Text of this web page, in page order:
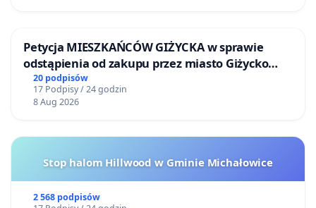
Petycja MIESZKAŃCÓW GIŻYCKA w sprawie
odstąpienia od zakupu przez miasto Giżycko
nieruchomości położonej nad jeziorem Niegocin
20 podpisów
17 Podpisy / 24 godzin
8 Aug 2026
Stop halom Hillwood w Gminie Michałowice
2 568 podpisów